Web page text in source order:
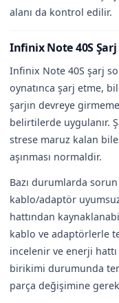
alanı da kontrol edilir.
Infinix Note 40S
Infinix Note 40S şarj
oynatınca şarj etme,
şarjın devreye
belirtilerde uygulanır.
strese maruz kalan
aşınması normaldir.
Bazı durumlarda
kablo/adaptör
hattından
kablo ve adaptörlerle
incelenir ve enerji hattı
birikimi durumunda
parça değişimine